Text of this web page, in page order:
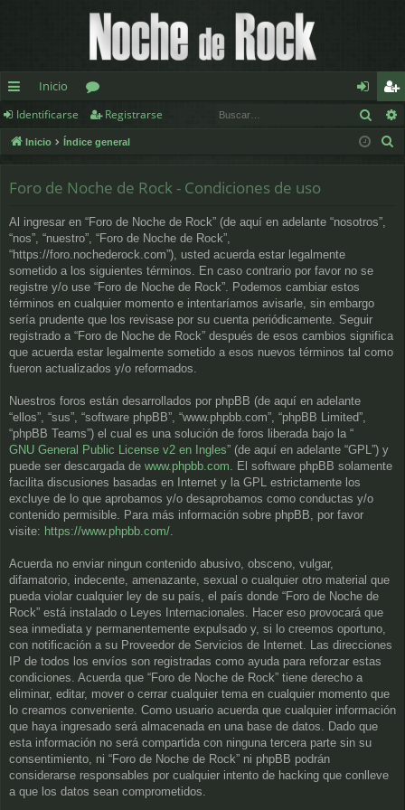
nl
ac
pi
d
os
Inicio
or
os
de
nt
e
eg
ist
Identificarse Registrarse
Inicio Índice general
Foro de Noche de Rock - Condiciones de uso
Al ingresar en “Foro de Noche de Rock” (de aquí en adelante “nosotros”,
“nos”, “nuestro”, “Foro de Noche de Rock”,
“https://foro.nochederock.com”), usted acuerda estar legalmente
sometido a los siguientes términos. En caso contrario por favor no se
registre y/o use “Foro de Noche de Rock”. Podemos cambiar estos
términos en cualquier momento e intentaríamos avisarle, sin embargo
sería prudente que los revisase por su cuenta periódicamente. Seguir
registrado a “Foro de Noche de Rock” después de esos cambios significa
que acuerda estar legalmente sometido a esos nuevos términos tal como
fueron actualizados y/o reformados.
Nuestros foros están desarrollados por phpBB (de aquí en adelante
“ellos”, “sus”, “software phpBB”, “www.phpbb.com”, “phpBB Limited”,
“phpBB Teams”) el cual es una solución de foros liberada bajo la “
GNU General Public License v2 en Ingles” (de aquí en adelante “GPL”) y
puede ser descargada de www.phpbb.com . El software phpBB solamente
facilita discusiones basadas en Internet y la GPL estrictamente los
excluye de lo que aprobamos y/o desaprobamos como conductas y/o
contenido permisible. Para más información sobre phpBB, por favor
visite: https://www.phpbb.com/
Acuerda no enviar ningun contenido abusivo, obsceno, vulgar,
difamatorio, indecente, amenazante, sexual o cualquier otro material que
pueda violar cualquier ley de su país, el país donde “Foro de Noche de
Rock” está instalado o Leyes Internacionales. Hacer eso provocará que
sea inmediata y permanentemente expulsado y, si lo creemos oportuno,
con notificación a su Proveedor de Servicios de Internet. Las direcciones
IP de todos los envíos son registradas como ayuda para reforzar estas
condiciones. Acuerda que “Foro de Noche de Rock” tiene derecho a
eliminar, editar, mover o cerrar cualquier tema en cualquier momento que
lo creamos conveniente. Como usuario acuerda que cualquier información
que haya ingresado será almacenada en una base de datos. Dado que
esta información no será compartida con ninguna tercera parte sin su
consentimiento, ni “Foro de Noche de Rock” ni phpBB podrán
considerarse responsables por cualquier intento de hacking que conlleve
a que los datos sean comprometidos.